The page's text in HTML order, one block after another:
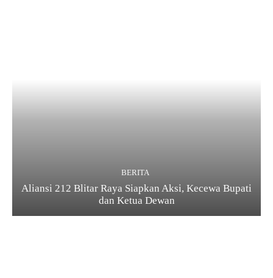
BERITA
Aliansi 212 Blitar Raya Siapkan Aksi, Kecewa Bupati
dan Ketua Dewan